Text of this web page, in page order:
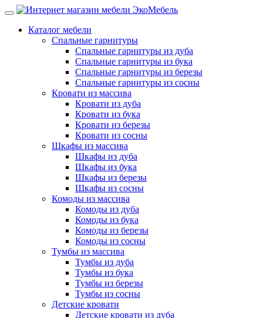
Каталог мебели
Спальные гарнитуры
Спальные гарнитуры из дуба
Спальные гарнитуры из бука
Спальные гарнитуры из березы
Спальные гарнитуры из сосны
Кровати из массива
Кровати из дуба
Кровати из бука
Кровати из березы
Кровати из сосны
Шкафы из массива
Шкафы из дуба
Шкафы из бука
Шкафы из березы
Шкафы из сосны
Комоды из массива
Комоды из дуба
Комоды из бука
Комоды из березы
Комоды из сосны
Тумбы из массива
Тумбы из дуба
Тумбы из бука
Тумбы из березы
Тумбы из сосны
Детские кровати
Детские кровати из дуба